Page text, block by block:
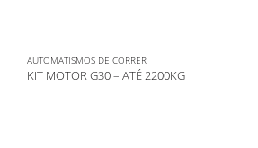
AUTOMATISMOS DE CORRER
KIT MOTOR G30 – ATÉ 2200KG